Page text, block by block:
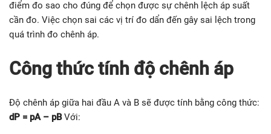
điểm đo sao cho đúng để chọn được sự chênh lệch áp suất
cần đo. Việc chọn sai các vị trí đo dẩn đến gây sai lệch trong
quá trình đo chênh áp.
Công thức tính độ chênh áp
Độ chênh áp giữa hai đầu A và B sẽ được tính bằng công thức:
dP = pA – pBVới: